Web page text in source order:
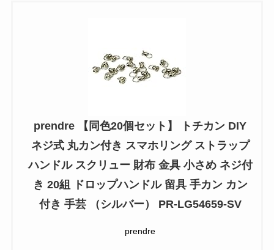
prendre 【同色20個セット】 トチカン DIY
ネジ式 丸カン付き スマホリング ストラップ
ハンドル スクリュー 財布 金具 小さめ ネジ付
き 20組 ドロップハンドル 留具 手カン カン
付き 手芸 （シルバー） PR-LG54659-SV
prendre